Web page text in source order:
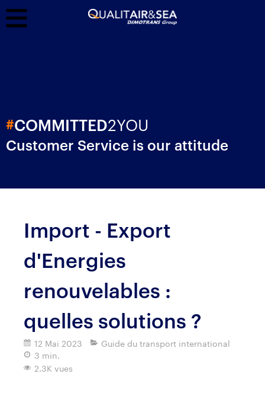
#COMMITTED2YOU
Customer Service is our attitude
Import - Export
d'Energies
renouvelables :
quelles solutions ?
12 Mai 2023
Guide du transport international
3 min.
2.3K vues